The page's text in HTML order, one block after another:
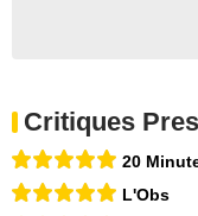
Critiques
20
L'Obs